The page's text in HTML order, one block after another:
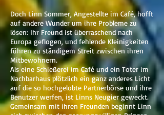
Doch Linn Sommer, Angestellte im Café, hofft
auf andere Wunder um ihre Probleme zu
lösen: Ihr Freund ist überraschend nach
Europa geflogen, und fehlende Kleinigkeiten
führen zu ständigem Streit zwischen ihren
Mitbewohnern.
Als eine Schießerei im Café und ein Toter im
Nachbarhaus plötzlich ein ganz anderes Licht
auf die so hochgelobte Partnerbörse und ihre
Benutzer werfen, ist Linns Neugier geweckt.
Gemeinsam mit ihren Freunden beginnt Linn